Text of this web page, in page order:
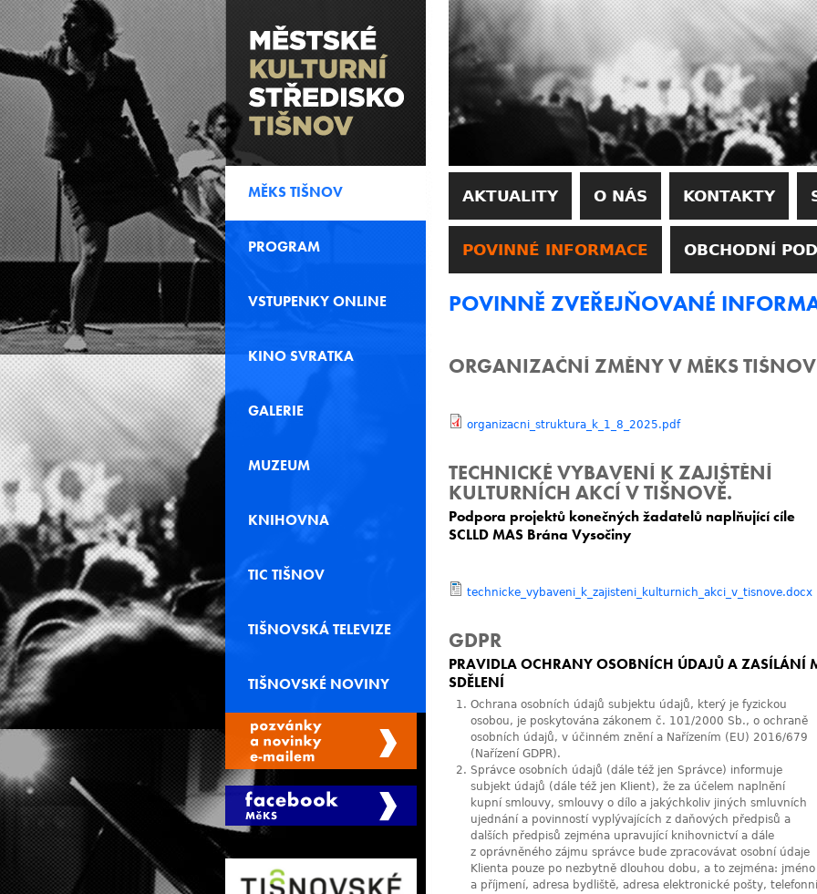
AKTUALITY O NÁS KONTAKTY
POVINNÉ INFORMACE OBCHODNÍ
POVINNĚ ZVEŘEJŇOVANÉ
ORGANIZAČNÍ ZMĚNY V MĚKS
organizacni_struktura_k_1_8_2025.pdf
TECHNICKÉ VYBAVENÍ K ZAJIŠTĚNÍ
KULTURNÍCH AKCÍ V TIŠNOVĚ.
Podpora projektů konečných žadatelů naplňující cíle
SCLLD MAS Brána Vysočiny
technicke_vybaveni_k_zajisteni_kulturnich_akci_v_tisnove.docx
GDPR
PRAVIDLA OCHRANY OSOBNÍCH ÚDAJŮ A ZASÍLÁNÍ
SDĚLENÍ
Ochrana osobních údajů subjektu údajů, který je fyzickou
osobou, je poskytována zákonem č. 101/2000 Sb., o ochraně
osobních údajů, v účinném znění a Nařízením (EU) 2016/679
(Nařízení GDPR).
Správce osobních údajů (dále též jen Správce) informuje
subjekt údajů (dále též jen Klient), že za účelem naplnění
kupní smlouvy, smlouvy o dílo a jakýchkoliv jiných smluvních
ujednání a povinností vyplývajících z daňových předpisů a
dalších předpisů zejména upravující knihovnictví a dále
z oprávněného zájmu správce bude zpracovávat osobní údaje
Klienta pouze po nezbytně dlouhou dobu, a to zejména: jméno
a příjmení, adresa bydliště, adresa elektronické pošty, telefonní
MĚKS TIŠNOV
PROGRAM
VSTUPENKY ONLINE
KINO SVRATKA
GALERIE
MUZEUM
KNIHOVNA
TIC TIŠNOV
TIŠNOVSKÁ TELEVIZE
TIŠNOVSKÉ NOVINY